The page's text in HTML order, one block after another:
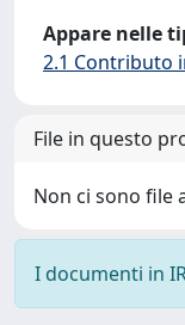
Appare nelle
2.1 Contributo
File in questo
Non ci sono file
I documenti in